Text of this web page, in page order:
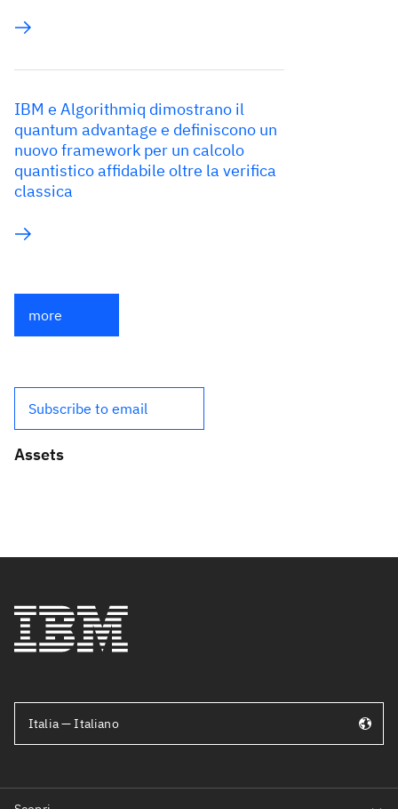
IBM e Algorithmiq dimostrano il
quantum advantage e definiscono un
nuovo framework per un calcolo
quantistico affidabile oltre la verifica
classica
more
Subscribe to email
Assets
Italia — Italiano